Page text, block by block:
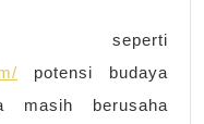
seperti
potensi budaya
masih berusaha